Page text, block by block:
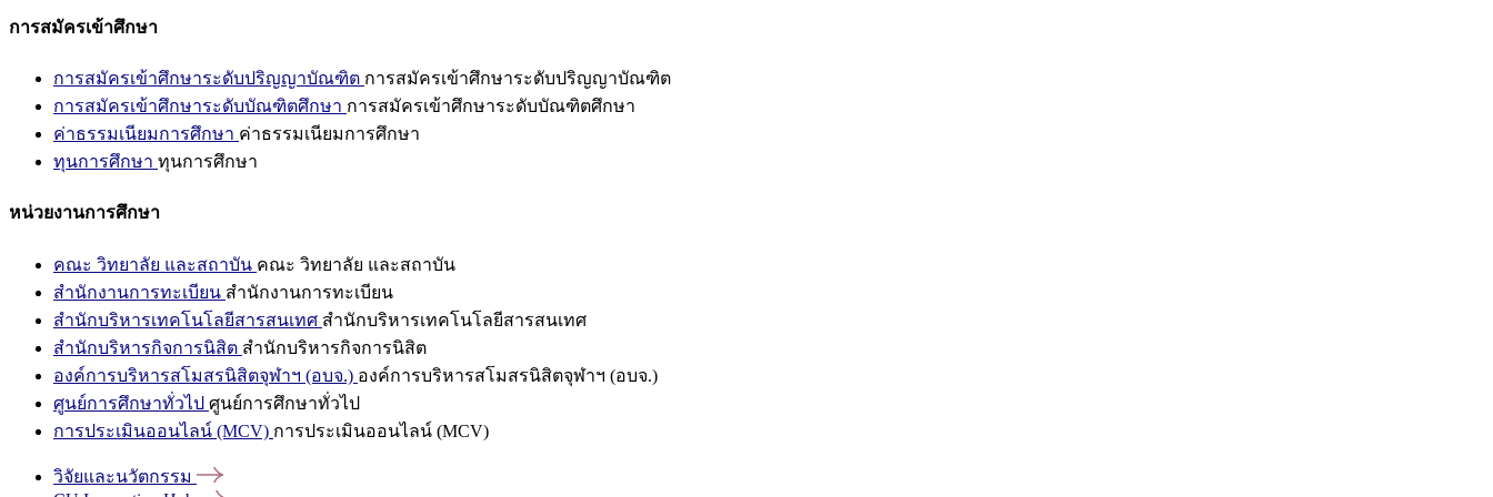
การสมัครเข้าศึกษา
การสมัครเข้าศึกษาระดับปริญญาบัณฑิต การสมัครเข้าศึกษาระดับปริญญาบัณฑิต
การสมัครเข้าศึกษาระดับบัณฑิตศึกษา การสมัครเข้าศึกษาระดับบัณฑิตศึกษา
ค่าธรรมเนียมการศึกษา ค่าธรรมเนียมการศึกษา
ทุนการศึกษา ทุนการศึกษา
หน่วยงานการศึกษา
คณะ วิทยาลัย และสถาบัน คณะ วิทยาลัย และสถาบัน
สำนักงานการทะเบียน สำนักงานการทะเบียน
สำนักบริหารเทคโนโลยีสารสนเทศ สำนักบริหารเทคโนโลยีสารสนเทศ
สำนักบริหารกิจการนิสิต สำนักบริหารกิจการนิสิต
องค์การบริหารสโมสรนิสิตจุฬาฯ (อบจ.) องค์การบริหารสโมสรนิสิตจุฬาฯ (อบจ.)
ศูนย์การศึกษาทั่วไป ศูนย์การศึกษาทั่วไป
การประเมินออนไลน์ (MCV) การประเมินออนไลน์ (MCV)
วิจัยและนวัตกรรม